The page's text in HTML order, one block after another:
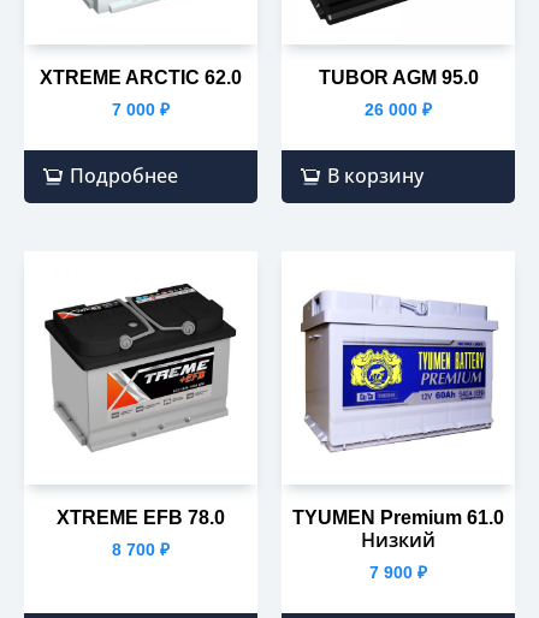
XTREME ARCTIC 62.0
7 000 ₽
Подробнее
TUBOR AGM 95.0
26 000 ₽
В корзину
XTREME EFB 78.0
8 700 ₽
TYUMEN Premium 61.0
Низкий
7 900 ₽